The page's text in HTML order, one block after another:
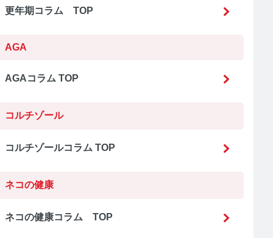
更年期コラム TOP
AGA
AGAコラム TOP
コルチゾール
コルチゾールコラム TOP
ネコの健康
ネコの健康コラム TOP